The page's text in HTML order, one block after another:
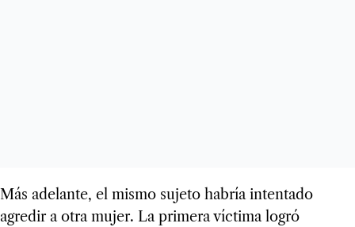
Más adelante, el mismo sujeto habría intentado
agredir a otra mujer. La primera víctima logró